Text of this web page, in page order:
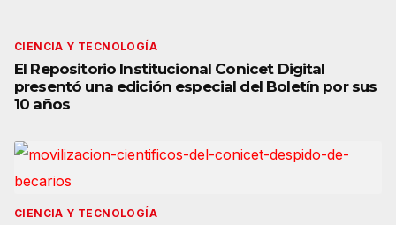
CIENCIA Y TECNOLOGÍA
El Repositorio Institucional Conicet Digital
presentó una edición especial del Boletín por sus
10 años
CIENCIA Y TECNOLOGÍA